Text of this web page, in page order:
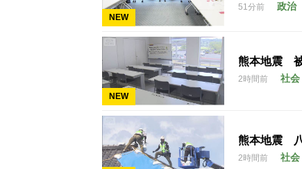
NEW
51分前 政治
NEW
熊本地震 被
2時間前 社会
熊本地震
2時間前 社会